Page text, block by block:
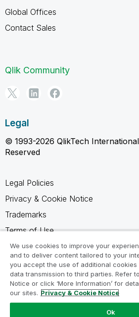
Global Offices
Contact Sales
Qlik Community
Legal
© 1993-2026 QlikTech
Reserved
Legal Policies
Privacy & Cookie Notice
Trademarks
Terms of Use
Legal Agreements
Product Terms
Do not share my info
We use cookies to improve your
and to deliver content tailored to your
you accept the use of additional cookies
data transmission to third parties. Refer
Notice or click ‘More Information’ for
our sites. Privacy & Cookie Notice
Ok